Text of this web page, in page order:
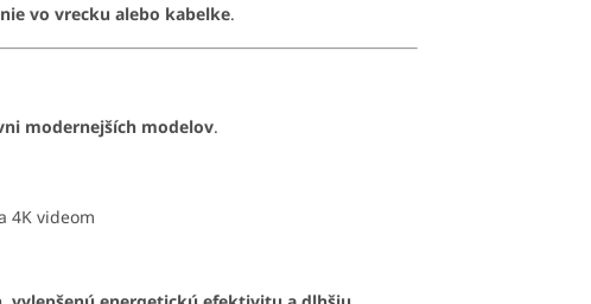
vo vrecku alebo kabelke.
modernejších modelov.
4K videom